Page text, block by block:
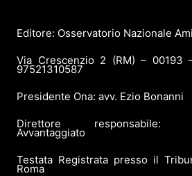
Editore: Osservatorio Nazionale
Via Crescenzio 2 (RM) – 00193
97521310587
Presidente Ona: avv. Ezio Bonanni
Direttore responsabile:
Avvantaggiato
Testata Registrata presso il
Roma